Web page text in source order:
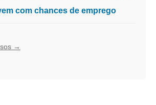
com chances de emprego
→